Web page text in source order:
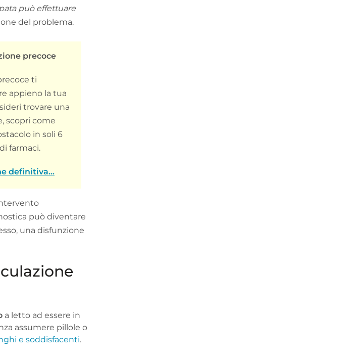
può effettuare
del problema.
precoce
ti
appieno la tua
trovare una
scopri come
in soli 6
farmaci.
definitiva...
può diventare
una disfunzione
a letto ad essere in
assumere pillole o
e soddisfacenti.